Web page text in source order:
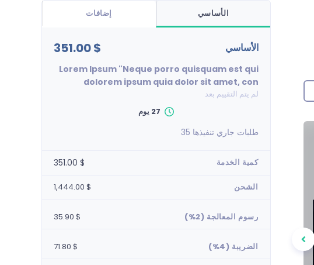
الأساسي إضافات
الأساسي $ 351.00
Lorem Ipsum "Neque porro quisquam est qui
dolorem ipsum quia dolor sit amet, con
لم يتم التقييم بعد
27 يوم
طلبات جاري تنفيذها 35
كمية الخدمة $ 351.00
الشحن $ 1,444.00
رسوم المعالجة (2%) $ 35.90
الضريبة (4%) $ 71.80